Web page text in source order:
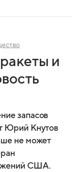
и
запасов
Юрий Кнутов
не может
США.